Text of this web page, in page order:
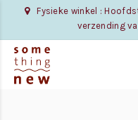
Fysieke winkel :
verzending